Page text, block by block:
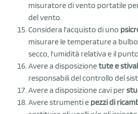
misuratore di vento portatile
del vento.
Considera l'acquisto di uno
misurare le temperature a
secco, l'umidità relativa e il
Avere a disposizionetute e
responsabili del controllo del
Avere a disposizione cavi per
Avere strumenti e pezzi di